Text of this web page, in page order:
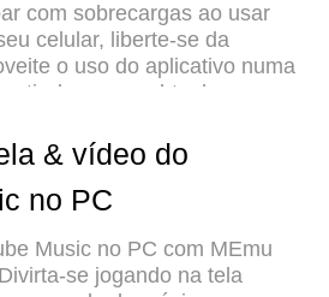
com sobrecargas ao usar
celular, liberte-se da
o uso do aplicativo numa
de agora, obtenha uma
oferece-lhe todos os
que você esperava:
fácil, controles
perturbadoras. O novíssimo
para usar YouTube
& vídeo do
no PC
Music no PC com MEmu
se jogando na tela